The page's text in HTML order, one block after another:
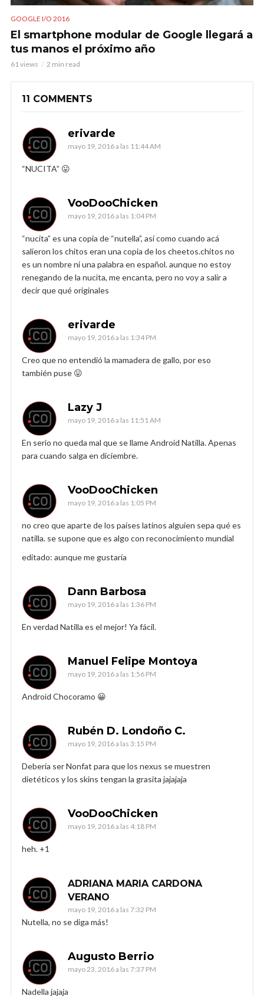
GOOGLE I/O 2016
El smartphone modular de Google llegará a
tus manos el próximo año
61 views 2 min read
11 COMMENTS
erivarde
mayo 19, 2016 a las 11:44 AM
“NUCITA” 😛
VooDooChicken
mayo 19, 2016 a las 1:04 PM
“nucita” es una copia de “nutella”, así como cuando acá
salieron los chitos eran una copia de los cheetos.chitos no
es un nombre ni una palabra en español. aunque no estoy
renegando de la nucita, me encanta, pero no voy a salir a
decir que qué originales
erivarde
mayo 19, 2016 a las 1:34 PM
Creo que no entendió la mamadera de gallo, por eso
también puse 😛
Lazy J
mayo 19, 2016 a las 11:51 AM
En serio no queda mal que se llame Android Natilla. Apenas
para cuando salga en diciembre.
VooDooChicken
mayo 19, 2016 a las 1:05 PM
no creo que aparte de los países latinos alguien sepa qué es
natilla. se supone que es algo con reconocimiento mundial
editado: aunque me gustaría
Dann Barbosa
mayo 19, 2016 a las 1:36 PM
En verdad Natilla es el mejor! Ya fácil.
Manuel Felipe Montoya
mayo 19, 2016 a las 1:56 PM
Android Chocoramo 😀
Rubén D. Londoño C.
mayo 19, 2016 a las 3:15 PM
Debería ser Nonfat para que los nexus se muestren
dietéticos y los skins tengan la grasita jajajaja
VooDooChicken
mayo 19, 2016 a las 4:18 PM
heh. +1
ADRIANA MARIA CARDONA
VERANO
mayo 19, 2016 a las 7:32 PM
Nutella, no se diga más!
Augusto Berrio
mayo 23, 2016 a las 7:37 PM
Nadella jajaja